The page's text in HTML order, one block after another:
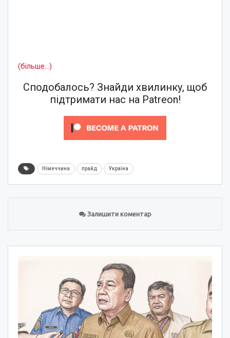
(більше…)
Сподобалось? Знайди хвилинку, щоб
підтримати нас на Patreon!
Німеччина прайд Україна
Залишити коментар